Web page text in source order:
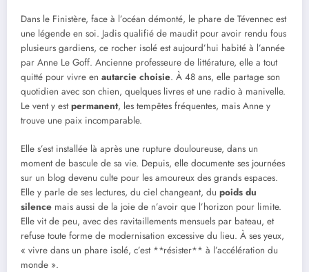
Dans le Finistère, face à l’océan démonté, le phare de Tévennec est
une légende en soi. Jadis qualifié de maudit pour avoir rendu fous
plusieurs gardiens, ce rocher isolé est aujourd’hui habité à l’année
par Anne Le Goff. Ancienne professeure de littérature, elle a tout
quitté pour vivre en autarcie choisie. À 48 ans, elle partage son
quotidien avec son chien, quelques livres et une radio à manivelle.
Le vent y estpermanent, les tempêtes fréquentes, mais Anne y
trouve une paix incomparable.
Elle s’est installée là après une rupture douloureuse, dans un
moment de bascule de sa vie. Depuis, elle documente ses journées
sur un blog devenu culte pour les amoureux des grands espaces.
Elle y parle de ses lectures, du ciel changeant, du poids du
silence mais aussi de la joie de n’avoir que l’horizon pour limite.
Elle vit de peu, avec des ravitaillements mensuels par bateau, et
refuse toute forme de modernisation excessive du lieu. À ses yeux,
« vivre dans un phare isolé, c’est **résister** à l’accélération du
monde ».